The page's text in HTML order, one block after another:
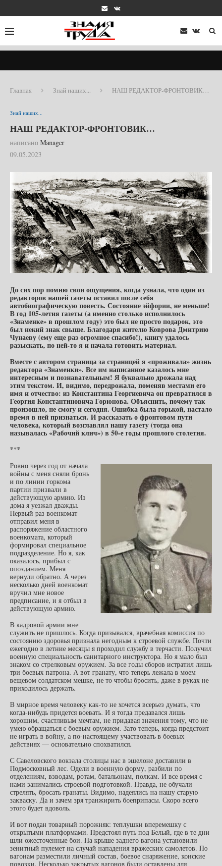
Главная Знай наших... НАШ РЕДАКТОР-ФРОНТОВИК…
Знай наших...
НАШ РЕДАКТОР-ФРОНТОВИК…
написано Manager
09.05.2023
До сих пор помню свои ощущения, когда узнала, что один из
редакторов нашей газеты оставил после себя
автобиографическую повесть. Состояние эйфории, не меньше!
В год 105-летия газеты (а именно столько исполнилось
«Знаменке» в прошлом году) это был не просто подарок, это
был некий знак свыше. Благодаря жителю Коврова Дмитрию
Чунаеву (ему еще раз огромное спасибо!), книгу удалось
разыскать, по ней-то я и начала готовить материал.
Вместе с автором страница за страницей я «проживала» жизнь
редактора «Знаменки». Все им написанное казалось мне
интересным и познавательным! Я буквально дрожала над
этим текстом. И, видимо, передрожала, поменяв местами его
имя и отчество: из Константина Георгиевича он превратился в
Георгия Константиновича Горюнова. Объяснить, почему так
произошло, не смогу и сегодня. Ошибка была горькой, настало
время в ней признаться. И рассказать о фронтовом пути
человека, который возглавлял нашу газету (тогда она
называлась «Рабочий клич») в 50-е годы прошлого столетия.
***
Ровно через год от начала
войны с меня сняли бронь
и по линии горкома
партии призвали в
действующую армию. Из
дома я уезжал дважды.
Первый раз военкомат
отправил меня в
распоряжение областного
военкомата, который
формировал специальное
подразделение. Но я, как
оказалось, прибыл с
опозданием. Меня
вернули обратно. А через
несколько дней военкомат
вручил мне новое
предписание, и я отбыл в
действующую армию.
В кадровой армии мне
служить не пришлось. Когда призывался, врачебная комиссия по
состоянию здоровья признала негодным к строевой службе. Почти
ежегодно в летние месяцы я проходил службу в терчасти. Получил
военную специальность санитарного инструктора. Но я мало был
знаком со стрелковым оружием. За все годы сборов истратил лишь
три боевых патрона. А вот гранату, что теперь лежала в моем
вещевом солдатском мешке, не то чтобы бросить, даже в руках не
приходилось держать.
В мирное время человеку как-то не хочется всерьез думать, что
когда-нибудь придется воевать. И я тогда предавался лишь
хорошим, счастливым мечтам, не придавая значения тому, что не
умею обращаться с боевым оружием. Зато теперь, когда предстоит
не играть в войну, а по-настоящему участвовать в боевых
действиях — основательно спохватился.
С Савеловского вокзала столицы нас в эшелоне доставили в
Подмосковный лес. Одели в военную форму, разбили по
отделениям, взводам, ротам, батальонам, полкам. И все время с
нами занимались строевой подготовкой. Правда, не обучали
стрелять, бросать гранаты. Видимо, надеялись на нашу старую
закваску. Да и зачем зря транжирить боеприпасы. Скоро всего
этого будет вдоволь.
И вот подан товарный порожняк: теплушки вперемешку с
открытыми платформами. Предстоял путь под Белый, где в те дни
шли ожесточенные бои. На крыше заднего вагона установили
зенитный пулемет на случай нападения вражеских самолетов. По
вагонам разместили личный состав, боевое снаряжение, конские
повозки. Несколько закрытых вагонов были оставлены для